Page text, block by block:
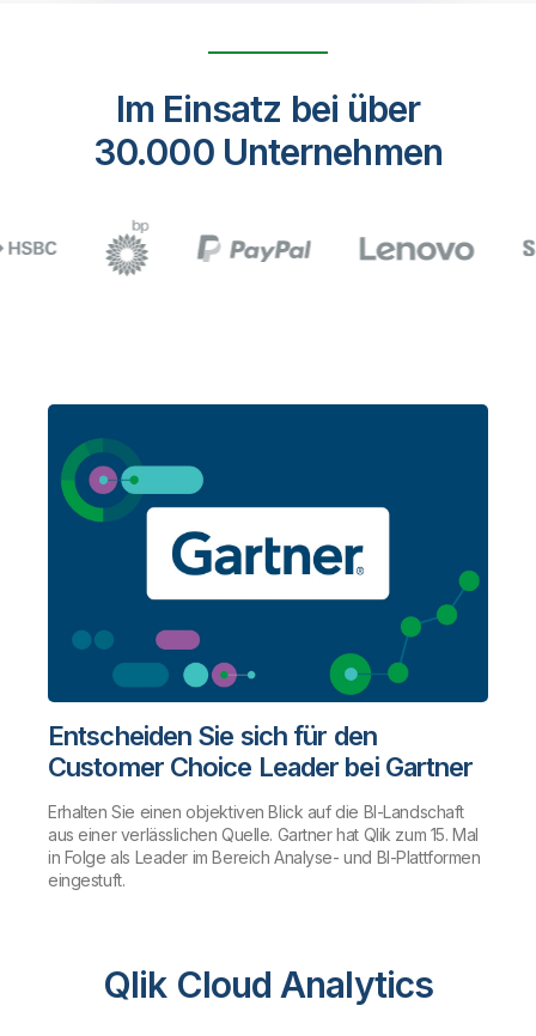
Im Einsatz bei über
30.000 Unternehmen
Entscheiden Sie sich für den
Customer Choice Leader bei Gartner
Erhalten Sie einen objektiven Blick auf die BI-Landschaft
aus einer verlässlichen Quelle. Gartner hat Qlik zum 15. Mal
in Folge als Leader im Bereich Analyse- und BI-Plattformen
eingestuft.
Qlik Cloud Analytics